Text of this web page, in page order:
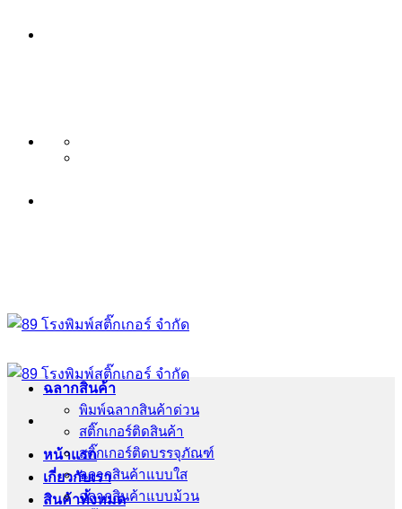
หน้าแรก
เกี่ยวกับเรา
สินค้าทั้งหมด
ฉลากสินค้า
พิมพ์ฉลากสินค้าด่วน
สติ๊กเกอร์ติดสินค้า
สติ๊กเกอร์ติดบรรจุภัณฑ์
ฉลากสินค้าแบบใส
ฉลากสินค้าแบบม้วน